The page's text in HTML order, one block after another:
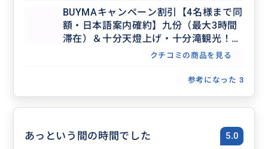
BUYMAキャンペーン割引【4名様まで同
額・日本語案内確約】九份（最大3時間
滞在）＆十分天燈上げ・十分滝観光！セ
ダンで行く貸切7時間ツアー（士林夜
クチコミの商品を見る
参考になった 3
あっという間の時間でした 5.0